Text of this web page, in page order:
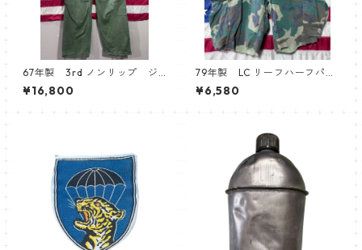
67年製 3rd ノンリップ ジ
ャングルファティーグパンツ
¥16,800
79年製 LC リーフハーフパン
ツ
¥6,580